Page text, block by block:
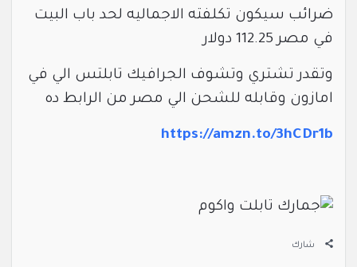
ضرائب سيكون تكلفته الاجماليه لحد باب البيت
في مصر 112.25 دولار
وتقدر تشتري وتشوف الجرافيك تابلتس الي في
امازون وقابله للشحن الي مصر من الرابط ده
https://amzn.to/3hCDr1b
شارك